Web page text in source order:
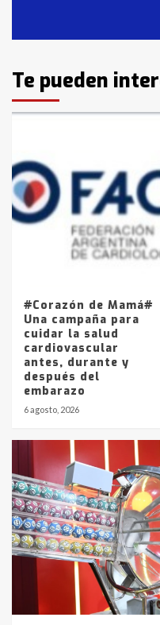
3
Identidad
en la
4
Accidente
joven de
Los
La
entre 857
Te pueden
#Corazón de Mamá#
Una campaña para
cuidar la salud
cardiovascular
antes, durante y
después del
embarazo
6 agosto, 2026